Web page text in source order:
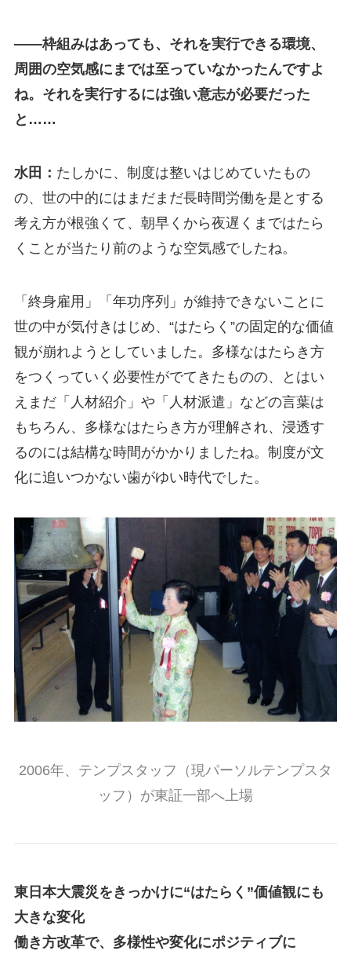
――枠組みはあっても、それを実行できる環境、
周囲の空気感にまでは至っていなかったんですよ
ね。それを実行するには強い意志が必要だった
と……
水田： たしかに、制度は整いはじめていたもの
の、世の中的にはまだまだ長時間労働を是とする
考え方が根強くて、朝早くから夜遅くまではたら
くことが当たり前のような空気感でしたね。
「終身雇用」「年功序列」が維持できないことに
世の中が気付きはじめ、“はたらく”の固定的な価値
観が崩れようとしていました。多様なはたらき方
をつくっていく必要性がでてきたものの、とはい
えまだ「人材紹介」や「人材派遣」などの言葉は
もちろん、多様なはたらき方が理解され、浸透す
るのには結構な時間がかかりましたね。制度が文
化に追いつかない歯がゆい時代でした。
2006年、テンプスタッフ（現パーソルテンプスタ
ッフ）が東証一部へ上場
東日本大震災をきっかけに“はたらく”価値観にも
大きな変化
働き方改革で、多様性や変化にポジティブに